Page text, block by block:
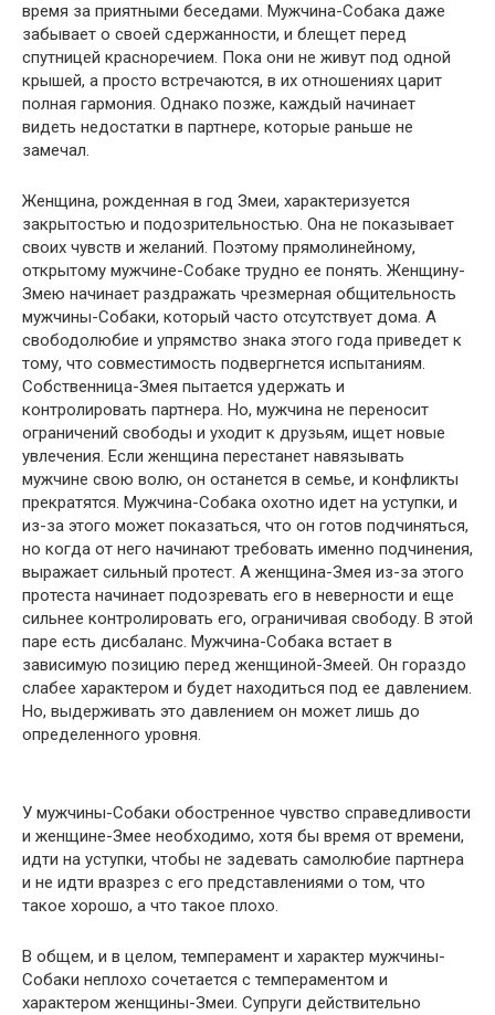
время за приятными беседами. Мужчина-Собака даже
забывает о своей сдержанности, и блещет перед
спутницей красноречием. Пока они не живут под одной
крышей, а просто встречаются, в их отношениях царит
полная гармония. Однако позже, каждый начинает
видеть недостатки в партнере, которые раньше не
замечал.
Женщина, рожденная в год Змеи, характеризуется
закрытостью и подозрительностью. Она не показывает
своих чувств и желаний. Поэтому прямолинейному,
открытому мужчине-Собаке трудно ее понять. Женщину-
Змею начинает раздражать чрезмерная общительность
мужчины-Собаки, который часто отсутствует дома. А
свободолюбие и упрямство знака этого года приведет к
тому, что совместимость подвергнется испытаниям.
Собственница-Змея пытается удержать и
контролировать партнера. Но, мужчина не переносит
ограничений свободы и уходит к друзьям, ищет новые
увлечения. Если женщина перестанет навязывать
мужчине свою волю, он останется в семье, и конфликты
прекратятся. Мужчина-Собака охотно идет на уступки, и
из-за этого может показаться, что он готов подчиняться,
но когда от него начинают требовать именно подчинения,
выражает сильный протест. А женщина-Змея из-за этого
протеста начинает подозревать его в неверности и еще
сильнее контролировать его, ограничивая свободу. В этой
паре есть дисбаланс. Мужчина-Собака встает в
зависимую позицию перед женщиной-Змеей. Он гораздо
слабее характером и будет находиться под ее давлением.
Но, выдерживать это давлением он может лишь до
определенного уровня.
У мужчины-Собаки обостренное чувство справедливости
и женщине-Змее необходимо, хотя бы время от времени,
идти на уступки, чтобы не задевать самолюбие партнера
и не идти вразрез с его представлениями о том, что
такое хорошо, а что такое плохо.
В общем, и в целом, темперамент и характер мужчины-
Собаки неплохо сочетается с темпераментом и
характером женщины-Змеи. Супруги действительно